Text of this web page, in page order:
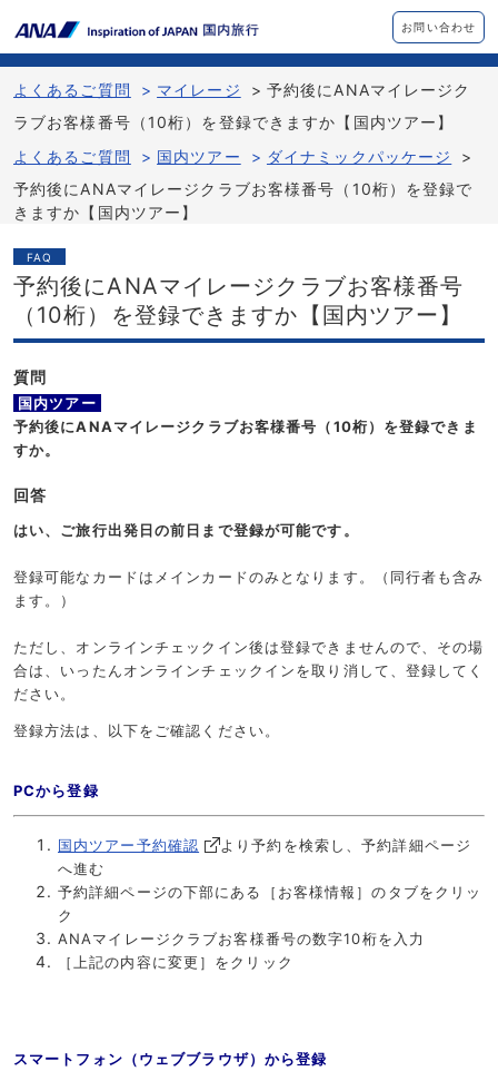
お問い合わせ
よくあるご質問 > マイレージ > 予約後にANAマイレージク
ラブお客様番号（10桁）を登録できますか【国内ツアー】
よくあるご質問
> 国内ツアー > ダイナミックパッケージ
>
予約後にANAマイレージクラブお客様番号（10桁）を登録で
きますか【国内ツアー】
FAQ
予約後にANAマイレージクラブお客様番号
（10桁）を登録できますか【国内ツアー】
質問
国内ツアー
予約後にANAマイレージクラブお客様番号（10桁）を登録できま
すか。
回答
はい、ご旅行出発日の前日まで登録が可能です。
登録可能なカードはメインカードのみとなります。（同行者も含み
ます。）
ただし、オンラインチェックイン後は登録できませんので、その場
合は、いったんオンラインチェックインを取り消して、登録してく
ださい。
登録方法は、以下をご確認ください。
PCから登録
国内ツアー予約確認
より予約を検索し、予約詳細ページ
へ進む
予約詳細ページの下部にある［お客様情報］のタブをクリッ
ク
ANAマイレージクラブお客様番号の数字10桁を入力
［上記の内容に変更］をクリック
スマートフォン（ウェブブラウザ）から登録